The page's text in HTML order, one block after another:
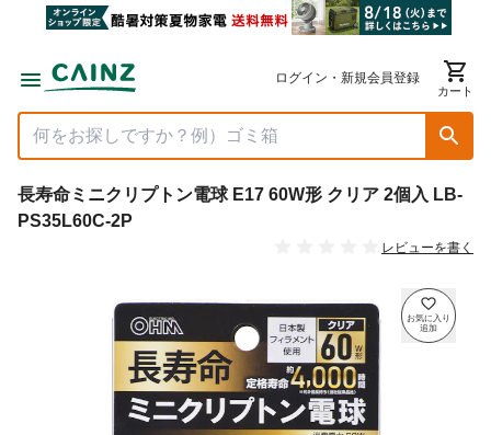
ログイン・新規会員登録
カート
長寿命ミニクリプトン電球 E17 60W形 クリア 2個入 LB-
PS35L60C-2P
レビューを書く